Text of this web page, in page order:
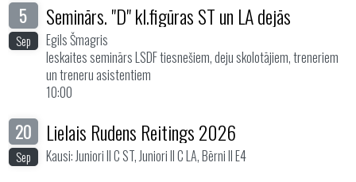
5
Sep
Seminārs. "D" kl.figūras ST un LA dejās
Egils Šmagris
Ieskaites seminārs LSDF tiesnešiem, deju skolotājiem, treneriem
un treneru asistentiem
10:00
20
Sep
Lielais Rudens Reitings 2026
Kausi: Juniori II C ST, Juniori II C LA, Bērni II E4